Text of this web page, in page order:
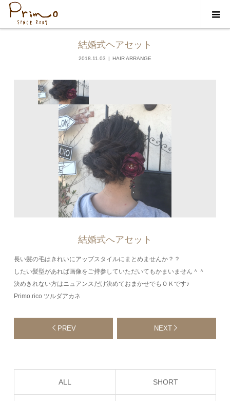
ギャラリー
結婚式ヘアセット
2018.11.03 HAIR ARRANGE
結婚式へアセット
長い髪の毛はきれいにアップスタイルにまとめませんか？？
したい髪型があれば画像をご持参していただいてもかまいません＾＾
決めきれない方はニュアンスだけ決めておまかせでもＯＫです♪
Primo.rico ツルダアカネ
PREV NEXT
ALL SHORT